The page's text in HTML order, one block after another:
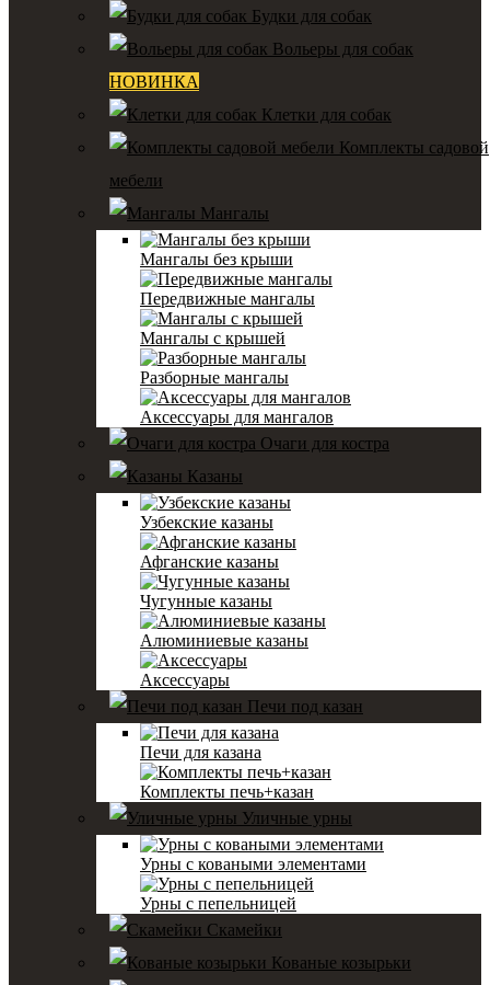
Будки для собак
Вольеры для собак
НОВИНКА
Клетки для собак
Комплекты садовой
мебели
Мангалы
Мангалы без крыши
Передвижные мангалы
Мангалы с крышей
Разборные мангалы
Аксессуары для мангалов
Очаги для костра
Казаны
Узбекские казаны
Афганские казаны
Чугунные казаны
Алюминиевые казаны
Аксессуары
Печи под казан
Печи для казана
Комплекты печь+казан
Уличные урны
Урны с коваными элементами
Урны с пепельницей
Скамейки
Кованые козырьки